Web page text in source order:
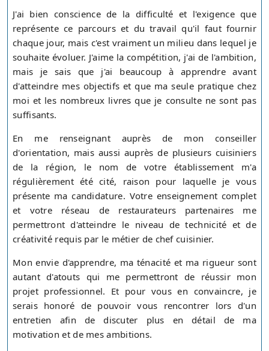
J'ai bien conscience de la difficulté et l'exigence que
représente ce parcours et du travail qu'il faut fournir
chaque jour, mais c'est vraiment un milieu dans lequel je
souhaite évoluer. J'aime la compétition, j'ai de l'ambition,
mais je sais que j'ai beaucoup à apprendre avant
d'atteindre mes objectifs et que ma seule pratique chez
moi et les nombreux livres que je consulte ne sont pas
suffisants.
En me renseignant auprès de mon conseiller
d'orientation, mais aussi auprès de plusieurs cuisiniers
de la région, le nom de votre établissement m'a
régulièrement été cité, raison pour laquelle je vous
présente ma candidature. Votre enseignement complet
et votre réseau de restaurateurs partenaires me
permettront d'atteindre le niveau de technicité et de
créativité requis par le métier de chef cuisinier.
Mon envie d'apprendre, ma ténacité et ma rigueur sont
autant d'atouts qui me permettront de réussir mon
projet professionnel. Et pour vous en convaincre, je
serais honoré de pouvoir vous rencontrer lors d'un
entretien afin de discuter plus en détail de ma
motivation et de mes ambitions.